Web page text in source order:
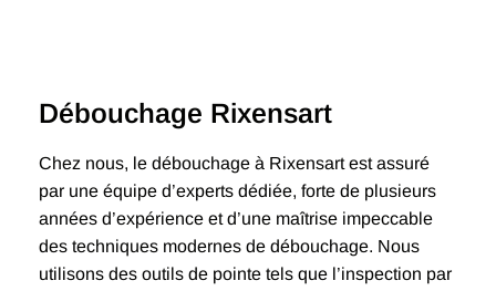
Débouchage Rixensart
Chez nous, le débouchage à Rixensart est assuré
par une équipe d’experts dédiée, forte de plusieurs
années d’expérience et d’une maîtrise impeccable
des techniques modernes de débouchage. Nous
utilisons des outils de pointe tels que l’inspection par